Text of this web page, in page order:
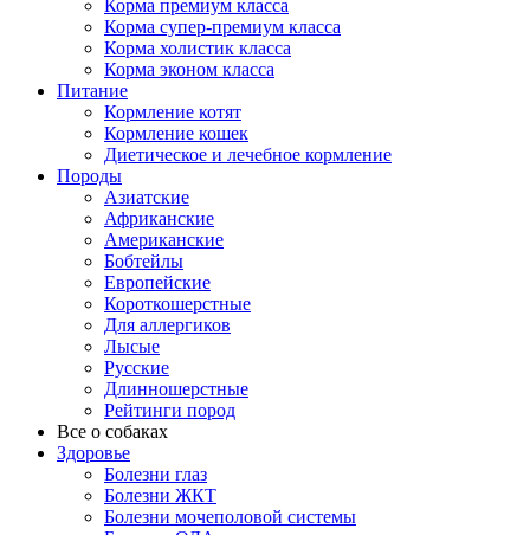
Корма премиум класса
Корма супер-премиум класса
Корма холистик класса
Корма эконом класса
Питание
Кормление котят
Кормление кошек
Диетическое и лечебное кормление
Породы
Азиатские
Африканские
Американские
Бобтейлы
Европейские
Короткошерстные
Для аллергиков
Лысые
Русские
Длинношерстные
Рейтинги пород
Все о собаках
Здоровье
Болезни глаз
Болезни ЖКТ
Болезни мочеполовой системы